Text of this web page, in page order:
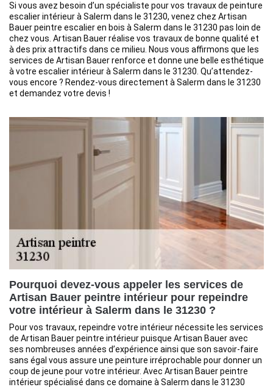
Si vous avez besoin d’un spécialiste pour vos travaux de peinture
escalier intérieur à Salerm dans le 31230, venez chez Artisan
Bauer peintre escalier en bois à Salerm dans le 31230 pas loin de
chez vous. Artisan Bauer réalise vos travaux de bonne qualité et
à des prix attractifs dans ce milieu. Nous vous affirmons que les
services de Artisan Bauer renforce et donne une belle esthétique
à votre escalier intérieur à Salerm dans le 31230. Qu’attendez-
vous encore ? Rendez-vous directement à Salerm dans le 31230
et demandez votre devis !
Pourquoi devez-vous appeler les services de
Artisan Bauer peintre intérieur pour repeindre
votre intérieur à Salerm dans le 31230 ?
Pour vos travaux, repeindre votre intérieur nécessite les services
de Artisan Bauer peintre intérieur puisque Artisan Bauer avec
ses nombreuses années d’expérience ainsi que son savoir-faire
sans égal vous assure une peinture irréprochable pour donner un
coup de jeune pour votre intérieur. Avec Artisan Bauer peintre
intérieur spécialisé dans ce domaine à Salerm dans le 31230